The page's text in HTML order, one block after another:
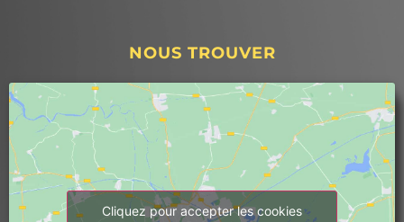
NOUS TROUVER
Cliquez pour accepter les cookies